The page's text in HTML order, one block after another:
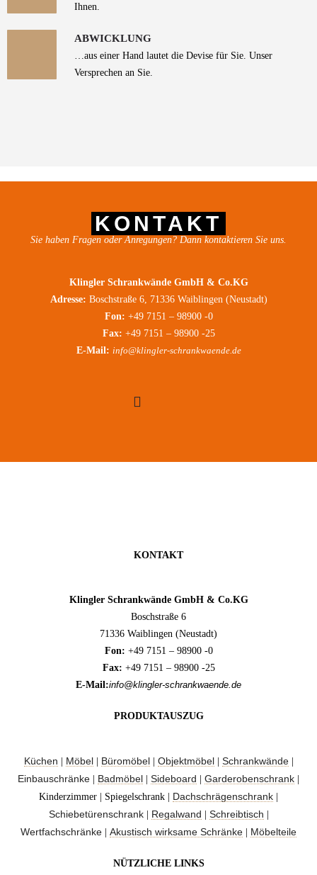
Ihnen.
ABWICKLUNG
…aus einer Hand lautet die Devise für Sie. Unser
Versprechen an Sie.
KONTAKT
Sie haben Fragen oder Anregungen? Dann kontaktieren Sie uns.
Klingler Schrankwände GmbH & Co.KG
Adresse: Boschstraße 6, 71336 Waiblingen (Neustadt)
Fon: +49 7151 – 98900 -0
Fax: +49 7151 – 98900 -25
E-Mail: info@klingler-schrankwaende.de
KONTAKT
Klingler Schrankwände GmbH & Co.KG
Boschstraße 6
71336 Waiblingen (Neustadt)
Fon: +49 7151 – 98900 -0
Fax: +49 7151 – 98900 -25
E-Mail:info@klingler-schrankwaende.de
PRODUKTAUSZUG
Küchen | Möbel| Büromöbel| Objektmöbel| Schrankwände|
Einbauschränke | Badmöbel | Sideboard | Garderobenschrank |
Kinderzimmer | Spiegelschrank | Dachschrägenschrank |
Schiebetürenschrank| Regalwand | Schreibtisch |
Wertfachschränke | Akustisch wirksame Schränke | Möbelteile
NÜTZLICHE LINKS